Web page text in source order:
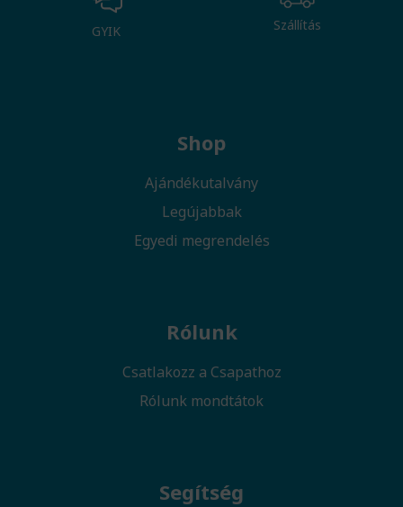
GYIK Szállítás
Shop
Ajándékutalvány
Legújabbak
Egyedi megrendelés
Rólunk
Csatlakozz a Csapathoz
Rólunk mondtátok
Segítség